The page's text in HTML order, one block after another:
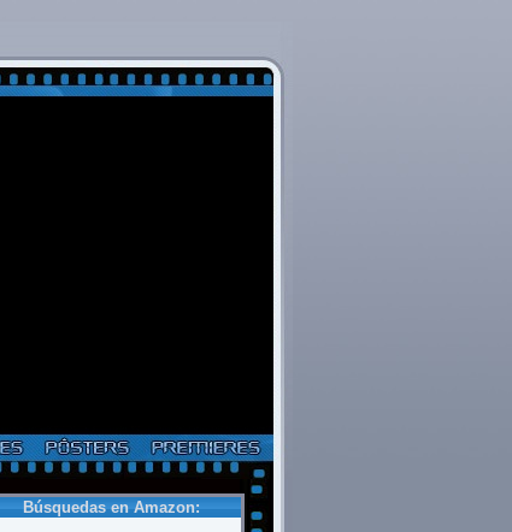
Búsquedas en Amazon: